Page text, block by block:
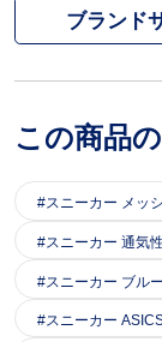
ブランド
この商品
スニーカー メッ
スニーカー 通気
スニーカー ブルー
スニーカー